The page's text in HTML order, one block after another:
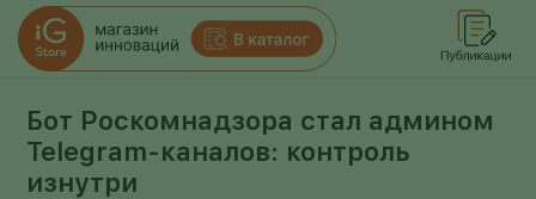
Бот Роскомнадзора стал админом
Telegram-каналов: контроль
изнутри